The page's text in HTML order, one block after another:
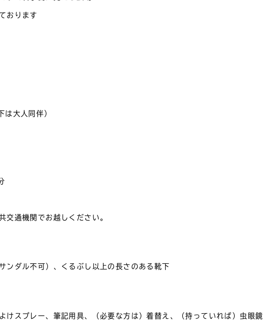
おります
は大人同伴）
交通機関でお越しください。
ンダル不可）、くるぶし以上の長さのある靴下
けスプレー、筆記用具、（必要な方は）着替え、（持っていれば）虫眼鏡